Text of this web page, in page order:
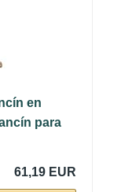
en
para
61,19 EUR